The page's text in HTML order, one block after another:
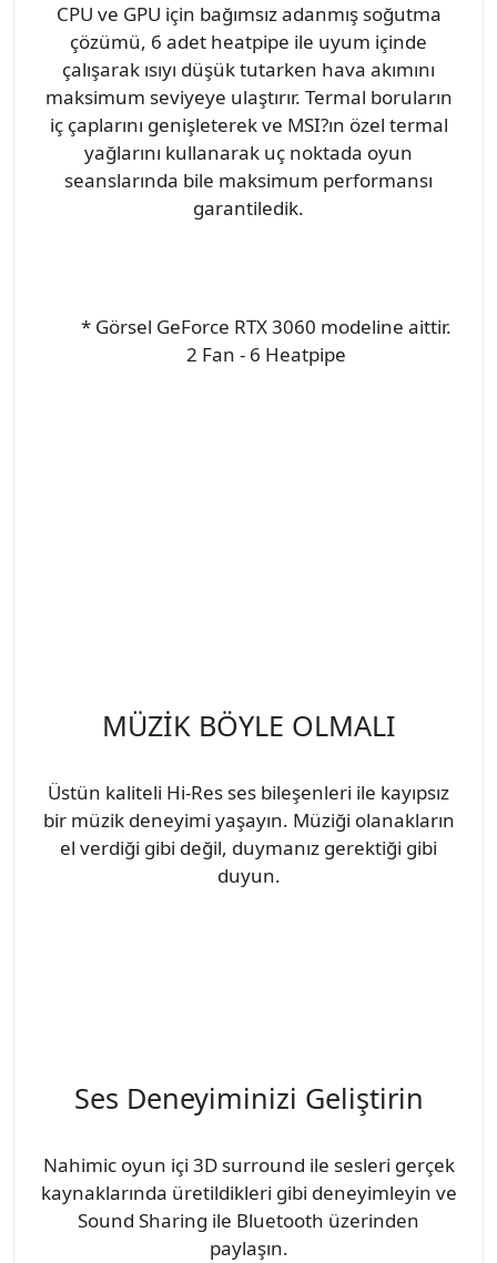
CPU ve GPU için bağımsız adanmış soğutma
çözümü, 6 adet heatpipe ile uyum içinde
çalışarak ısıyı düşük tutarken hava akımını
maksimum seviyeye ulaştırır. Termal boruların
iç çaplarını genişleterek ve MSI?ın özel termal
yağlarını kullanarak uç noktada oyun
seanslarında bile maksimum performansı
garantiledik.
* Görsel GeForce RTX 3060 modeline aittir.
2 Fan - 6 Heatpipe
MÜZİK BÖYLE OLMALI
Üstün kaliteli Hi-Res ses bileşenleri ile kayıpsız
bir müzik deneyimi yaşayın. Müziği olanakların
el verdiği gibi değil, duymanız gerektiği gibi
duyun.
Ses Deneyiminizi Geliştirin
Nahimic oyun içi 3D surround ile sesleri gerçek
kaynaklarında üretildikleri gibi deneyimleyin ve
Sound Sharing ile Bluetooth üzerinden
paylaşın.